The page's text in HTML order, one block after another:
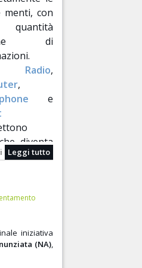
menti, con
di
Radio,
,
e
diventa
news
educarli
di
Leggi tutto
iniziativa
(NA),